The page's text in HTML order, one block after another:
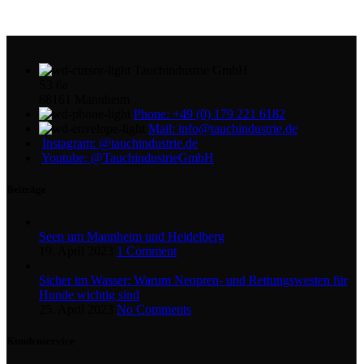
Phone: +49 (0) 179 221 6182
Mail: info@tauchindustrie.de
Instagram: @tauchindustrie.de
Youtube: @TauchindustrieGmbH
Seen um Mannheim und Heidelberg
1 Comment
Sicher im Wasser: Warum Neopren- und Rettungswesten für
Hunde wichtig sind
No Comments